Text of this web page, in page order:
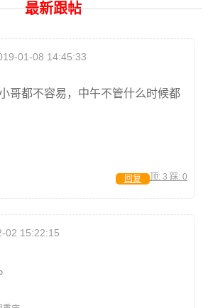
最新跟帖
01-08 14:45:33
哥都不容易，中午不管什么时候都
顶: 3 踩: 0
回复
02 15:22:15